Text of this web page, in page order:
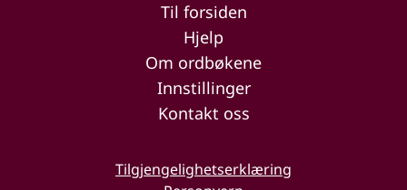
Til forsiden
Hjelp
Om ordbøkene
Innstillinger
Kontakt oss
Tilgjengelighetserklæring